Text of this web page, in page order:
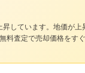
昇しています。地価が上
料査定で売却価格をすぐ